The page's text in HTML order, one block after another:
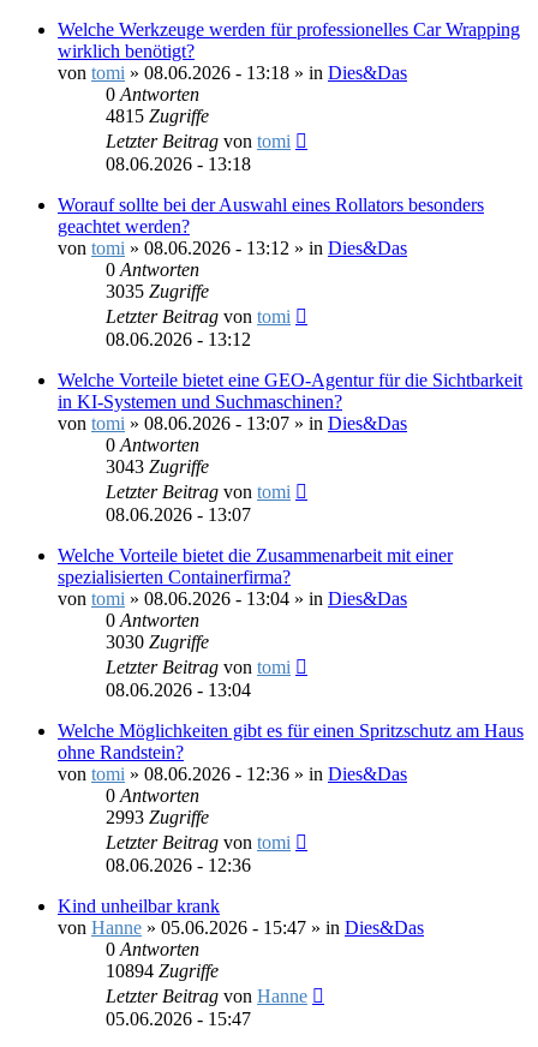
Welche Werkzeuge werden für professionelles Car Wrapping
wirklich benötigt?
von tomi » 08.06.2026 - 13:18 » in Dies&Das
0 Antworten
4815 Zugriffe
Letzter Beitrag von tomi
08.06.2026 - 13:18
Worauf sollte bei der Auswahl eines Rollators besonders
geachtet werden?
von tomi » 08.06.2026 - 13:12 » in Dies&Das
0 Antworten
3035 Zugriffe
Letzter Beitrag von tomi
08.06.2026 - 13:12
Welche Vorteile bietet eine GEO-Agentur für die Sichtbarkeit
in KI-Systemen und Suchmaschinen?
von tomi » 08.06.2026 - 13:07 » in Dies&Das
0 Antworten
3043 Zugriffe
Letzter Beitrag von tomi
08.06.2026 - 13:07
Welche Vorteile bietet die Zusammenarbeit mit einer
spezialisierten Containerfirma?
von tomi » 08.06.2026 - 13:04 » in Dies&Das
0 Antworten
3030 Zugriffe
Letzter Beitrag von tomi
08.06.2026 - 13:04
Welche Möglichkeiten gibt es für einen Spritzschutz am Haus
ohne Randstein?
von tomi » 08.06.2026 - 12:36 » in Dies&Das
0 Antworten
2993 Zugriffe
Letzter Beitrag von tomi
08.06.2026 - 12:36
Kind unheilbar krank
von Hanne » 05.06.2026 - 15:47 » in Dies&Das
0 Antworten
10894 Zugriffe
Letzter Beitrag von Hanne
05.06.2026 - 15:47